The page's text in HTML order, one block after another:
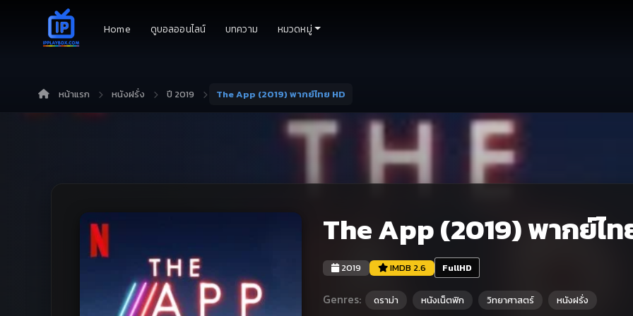
Home ดูบอลออนไลน์ บทความ หมวดหมู่
หน้าแรก หนังฝรั่ง ปี 2019 The App (2019) พากย์ไทย HD
The App (2019) พากย์ไท
2019 IMDB 2.6 FullHD
Genres: ดราม่า หนังเน็ตฟิก วิทยาศาสตร์ หนังฝรั่ง